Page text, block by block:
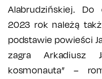
Alabrudzińskiej.
2023 rok należą
podstawie powieści
zagra Arkadiusz
kosmonauta” –